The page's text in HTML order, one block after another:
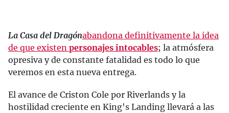
La Casa del Dragónabandona definitivamente la idea
de que existen personajes intocables; la atmósfera
opresiva y de constante fatalidad es todo lo que
veremos en esta nueva entrega.
El avance de Criston Cole por Riverlands y la
hostilidad creciente en King's Landing llevará a las